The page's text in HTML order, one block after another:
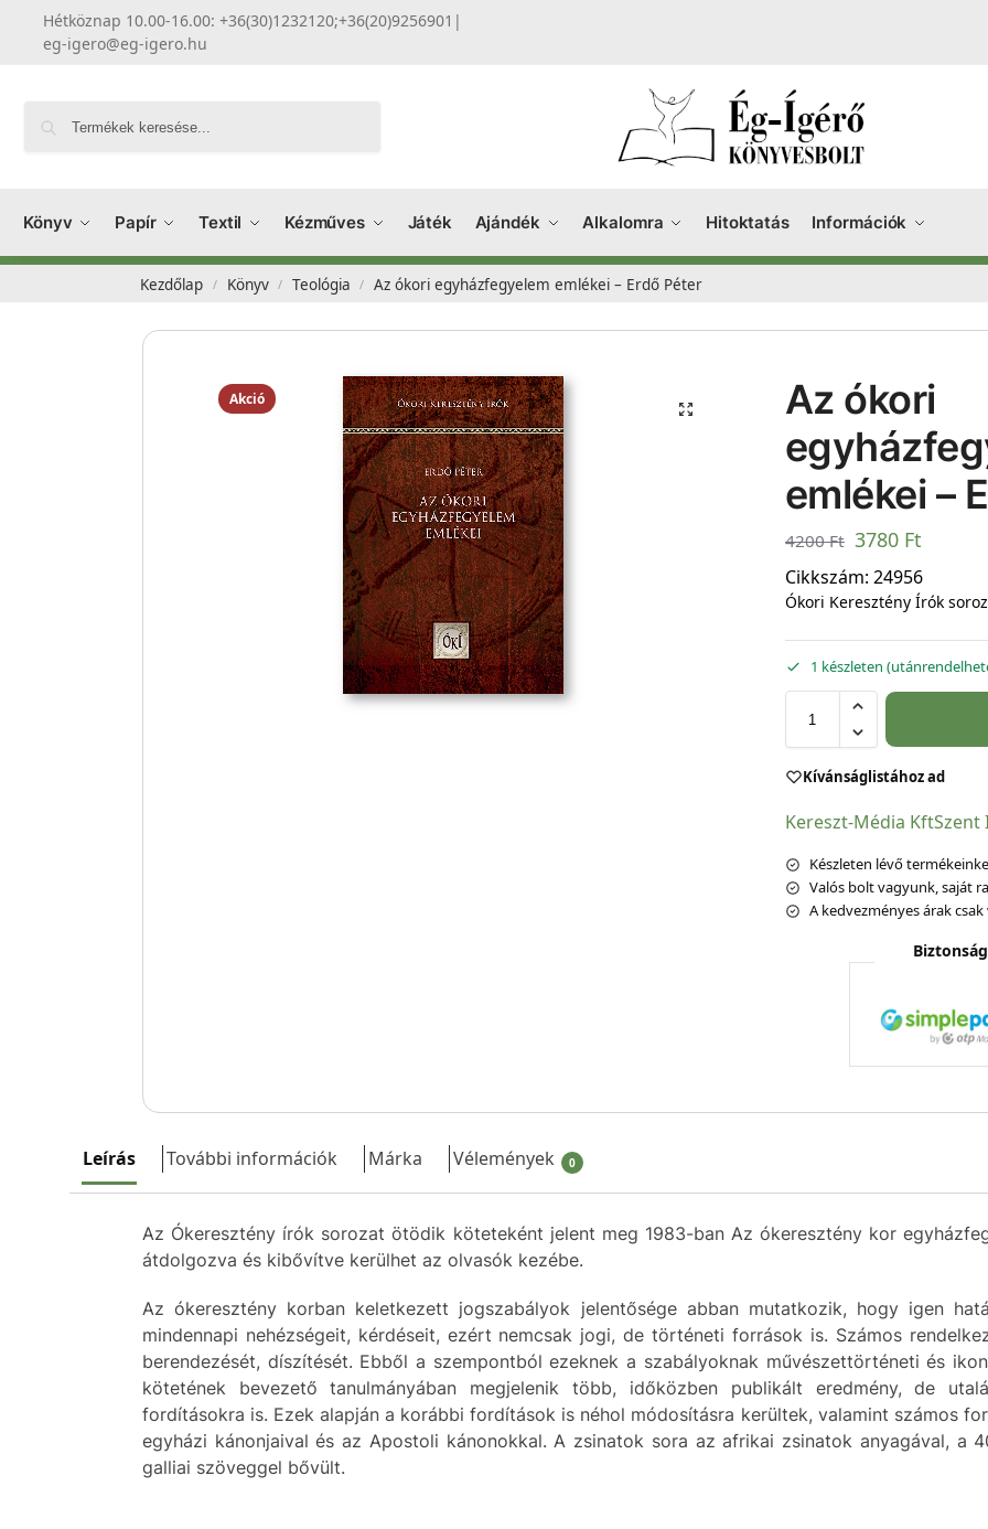
Hétköznap 10.00-16.00: +36(30)1232120;+36(20)9256901 |
eg-igero@eg-igero.hu
Könyv Papír Textil Kézműves Játék Ajándék Alkalomra Hitoktatás Információk
Kezdőlap / Könyv / Teológia / Az ókori egyházfegyelem emlékei – Erdő Péter
Akció
Az ókori
emlékei –
4200Ft 3780 Ft
Cikkszám: 24956
Ókori Keresztény Írók
1 készleten
Kívánságlistához ad
Kereszt-Média KftSzent
Készleten lévő
Valós bolt vagyunk, saját
A kedvezményes árak
Leírás További információk Márka Vélemények 0
Az Ókeresztény írók sorozat ötödik köteteként jelent meg 1983-ban Az ókeresztény kor
átdolgozva és kibővítve kerülhet az olvasók kezébe.
Az ókeresztény korban keletkezett jogszabályok jelentősége abban mutatkozik, hogy igen
mindennapi nehézségeit, kérdéseit, ezért nemcsak jogi, de történeti források is. Számos
berendezését, díszítését. Ebből a szempontból ezeknek a szabályoknak művészettörténeti és
kötetének bevezető tanulmányában megjelenik több, időközben publikált eredmény, de
fordításokra is. Ezek alapján a korábbi fordítások is néhol módosításra kerültek, valamint számos
egyházi kánonjaival és az Apostoli kánonokkal. A zsinatok sora az afrikai zsinatok anyagával, a
galliai szöveggel bővült.